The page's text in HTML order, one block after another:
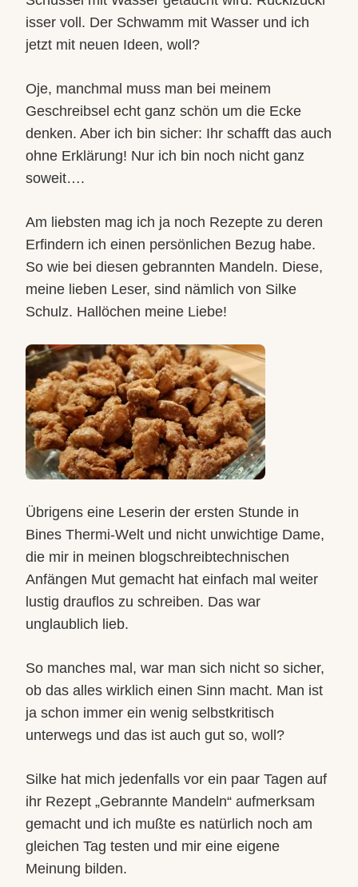
isser voll. Der Schwamm mit Wasser und ich
jetzt mit neuen Ideen, woll?
Oje, manchmal muss man bei meinem
Geschreibsel echt ganz schön um die Ecke
denken. Aber ich bin sicher: Ihr schafft das auch
ohne Erklärung! Nur ich bin noch nicht ganz
soweit….
Am liebsten mag ich ja noch Rezepte zu deren
Erfindern ich einen persönlichen Bezug habe.
So wie bei diesen gebrannten Mandeln. Diese,
meine lieben Leser, sind nämlich von Silke
Schulz. Hallöchen meine Liebe!
Übrigens eine Leserin der ersten Stunde in
Bines Thermi-Welt und nicht unwichtige Dame,
die mir in meinen blogschreibtechnischen
Anfängen Mut gemacht hat einfach mal weiter
lustig drauflos zu schreiben. Das war
unglaublich lieb.
So manches mal, war man sich nicht so sicher,
ob das alles wirklich einen Sinn macht. Man ist
ja schon immer ein wenig selbstkritisch
unterwegs und das ist auch gut so, woll?
Silke hat mich jedenfalls vor ein paar Tagen auf
ihr Rezept „Gebrannte Mandeln“ aufmerksam
gemacht und ich mußte es natürlich noch am
gleichen Tag testen und mir eine eigene
Meinung bilden.